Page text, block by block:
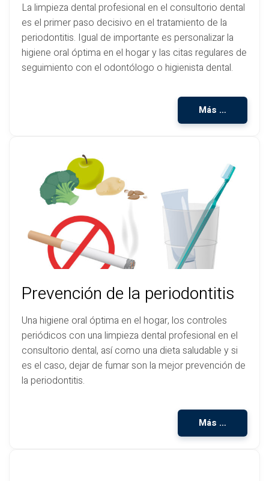
La limpieza dental profesional en el consultorio dental
es el primer paso decisivo en el tratamiento de la
periodontitis. Igual de importante es personalizar la
higiene oral óptima en el hogar y las citas regulares de
seguimiento con el odontólogo o higienista dental.
Más …
Prevención de la periodontitis
Una higiene oral óptima en el hogar, los controles
periódicos con una limpieza dental profesional en el
consultorio dental, así como una dieta saludable y si
es el caso, dejar de fumar son la mejor prevención de
la periodontitis.
Más …